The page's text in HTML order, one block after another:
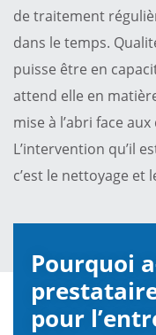
de traitement
dans le temps.
puisse être en
attend elle en
mise à l’abri face
L’intervention qu’il
c’est le nettoyage et
Pourquoi
pour